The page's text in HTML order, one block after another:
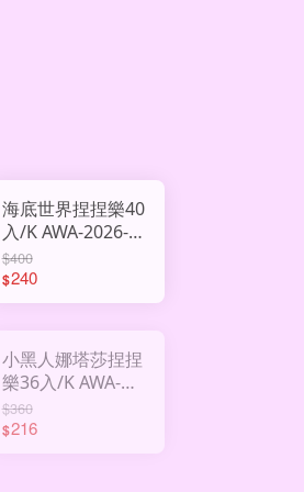
海底世界捏捏樂40
入/K AWA-2026-
59
$400
$240
小黑人娜塔莎捏捏
樂36入/K AWA-N-
1102
$360
$216